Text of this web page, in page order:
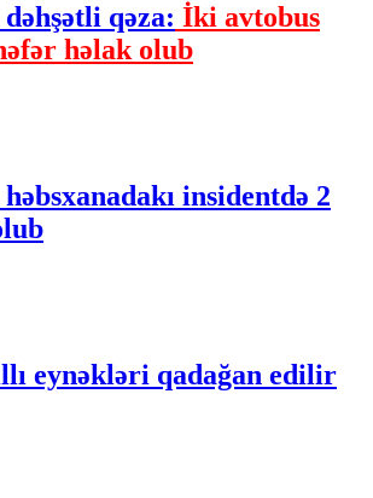
qəza: İki avtobus
həlak olub
insidentdə 2
eynəkləri qadağan edilir